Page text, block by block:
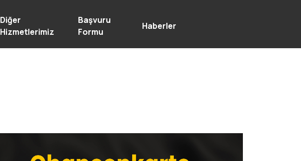
Diğer
Hizmetlerimiz
Başvuru
Formu
Haberler